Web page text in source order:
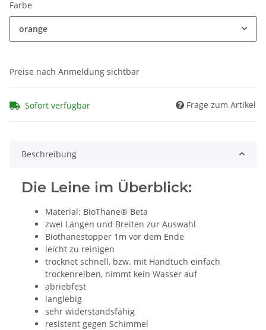
Farbe
orange
Preise nach Anmeldung sichtbar
Sofort verfügbar Frage zum Artikel
Beschreibung
Die Leine im Überblick:
Material: BioThane® Beta
zwei Längen und Breiten zur Auswahl
Biothanestopper 1m vor dem Ende
leicht zu reinigen
trocknet schnell, bzw. mit Handtuch einfach
trockenreiben, nimmt kein Wasser auf
abriebfest
langlebig
sehr widerstandsfähig
resistent gegen Schimmel